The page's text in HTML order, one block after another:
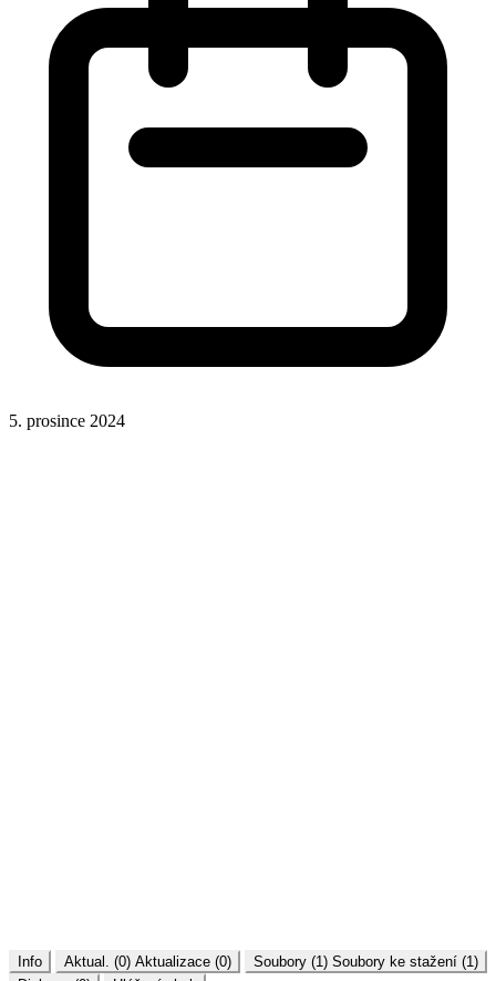
5. prosince 2024
Info Aktual. (0) Aktualizace (0) Soubory (1) Soubory ke stažení (1)